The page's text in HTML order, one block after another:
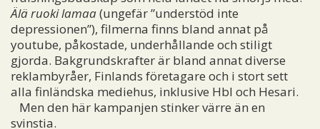
Älä ruoki lamaa(ungefär ”understöd inte
depressionen”), filmerna finns bland annat på
youtube, påkostade, underhållande och stiligt
gjorda. Bakgrundskrafter är bland annat diverse
reklambyråer, Finlands företagare och i stort sett
alla finländska mediehus, inklusive Hbl och Hesari.
Men den här kampanjen stinker värre än en
svinstia.